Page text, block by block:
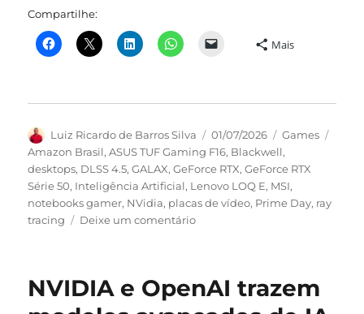
Compartilhe:
Mais
Autor
Luiz Ricardo de Barros Silva
Publicado
em
01/07/2026 Categorias
Games
Amazon Brasil,ASUS TUF Gaming F16, Blackwell,
desktops, DLSS 4.5,GALAX,GeForce RTX,GeForce RTX
Série 50, Inteligência Artificial, Lenovo LOQ E, MSI,
notebooks gamer, NVidia, placas de vídeo, Prime Day, ray
tracing
Deixe um comentárioem
de
NVIDIA e OpenAI trazem